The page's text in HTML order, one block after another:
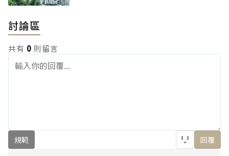
討論區
共有 0 則留言
規範 回覆